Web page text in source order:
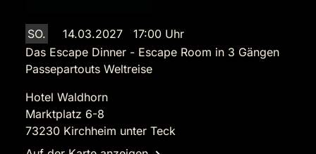
SO.
14.03.2027 17:00 Uhr
Das Escape Dinner - Escape Room in 3 Gängen
Passepartouts Weltreise
Hotel Waldhorn
Marktplatz 6-8
73230 Kirchheim unter Teck